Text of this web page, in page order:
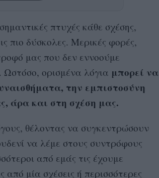
πτυχές κάθε σχέσης,
πιο δύσκολες. Μερικές φορές,
μας που δεν εννοούμε
ορισμένα λόγια μπορεί να
την εμπιστοσύνη
άρα και στη σχέση μας.
θέλοντας να συγκεντρώσουν
να λέμε στους συντρόφους
από εμάς τις έχουμε
από μία σχέσεις ή περισσότερες